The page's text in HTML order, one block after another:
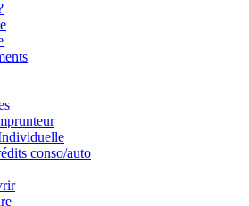
conso/auto